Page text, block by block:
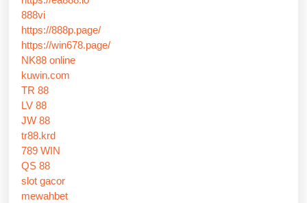
888vi
https://888p.page/
https://win678.page/
NK88 online
kuwin.com
TR 88
LV 88
JW 88
tr88.krd
789 WIN
QS 88
slot gacor
mewahbet